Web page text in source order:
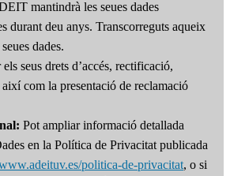
mantindrà les seues dades
durant deu anys. Transcorreguts aqueix
dades.
seus drets d’accés, rectificació,
com la presentació de reclamació
Pot ampliar informació detallada
en la Política de Privacitat publicada
politica-de-privacitat, o si